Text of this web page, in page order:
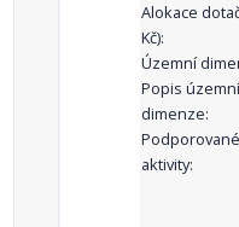
Alokace
Kč):
Územní
Popis územní
dimenze:
Podporované
aktivity: